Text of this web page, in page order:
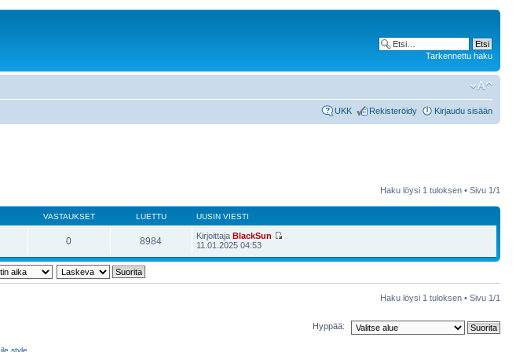
Tarkennettu haku
UKK Rekisteröidy Kirjaudu sisään
Haku löysi 1 tuloksen • Sivu 1/1
VASTAUKSET LUETTU UUSIN VIESTI
0 8984 KirjoittajaBlackSun
11.01.2025 04:53
Haku löysi 1 tuloksen • Sivu 1/1
Hyppää:
style